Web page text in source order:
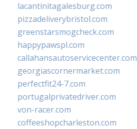
lacantinitagalesburg.com
pizzadeliverybristol.com
greenstarsmogcheck.com
happypawspl.com
callahansautoservicecenter.com
georgiascornermarket.com
perfectfit24-7.com
portugalprivatedriver.com
von-racer.com
coffeeshopcharleston.com